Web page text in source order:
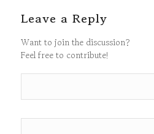
Leave a Reply
Want to join the discussion?
Feel free to contribute!